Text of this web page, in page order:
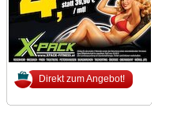
Direkt zum Angebot!